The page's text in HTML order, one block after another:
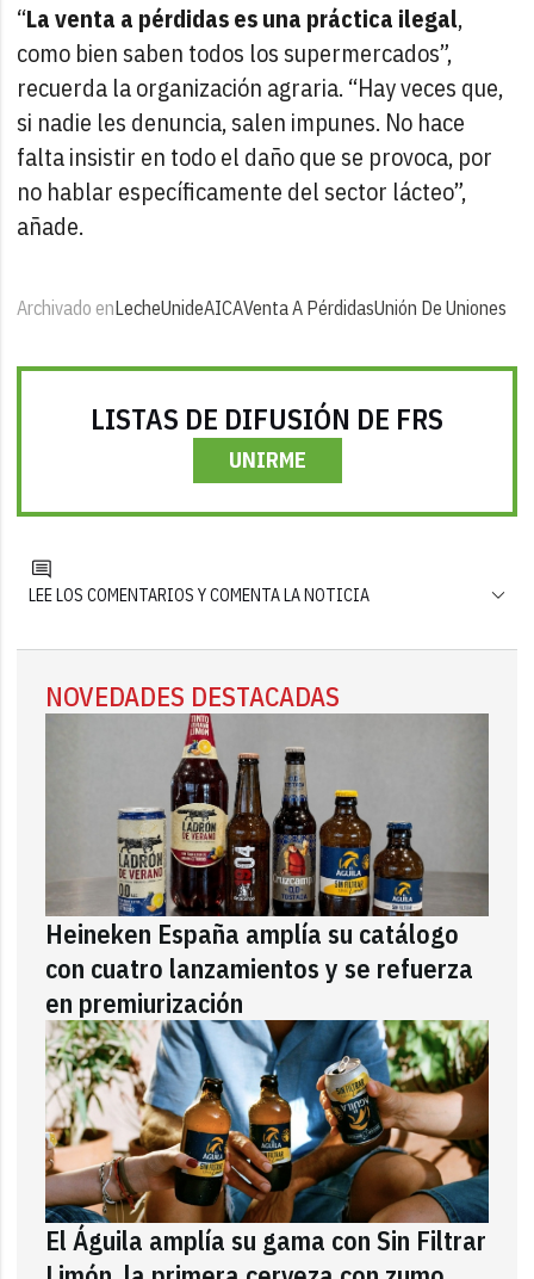
“La venta a pérdidas es una práctica ilegal,
como bien saben todos los supermercados”,
recuerda la organización agraria. “Hay veces que,
si nadie les denuncia, salen impunes. No hace
falta insistir en todo el daño que se provoca, por
no hablar específicamente del sector lácteo”,
añade.
Archivado enLecheUnideAICAVenta A PérdidasUnión De Uniones
LISTAS DE DIFUSIÓN DE FRS
UNIRME
LEE LOS COMENTARIOS Y COMENTA LA NOTICIA
NOVEDADES DESTACADAS
Heineken España amplía su catálogo
con cuatro lanzamientos y se refuerza
en premiurización
El Águila amplía su gama con Sin Filtrar